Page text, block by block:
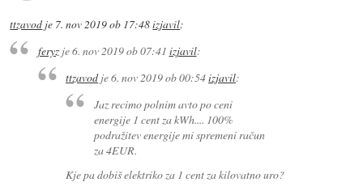
ttzavod je 7. nov 2019 ob 17:48izjavil:
feryzje6. nov 2019 ob 07:41 izjavil:
ttzavodje6. nov 2019 ob 00:54izjavil:
Jaz recimo polnim avto po ceni
energije 1 cent za kWh.... 100%
podražitev energije mi spremeni račun
za 4EUR.
Kje pa dobiš elektriko za 1 cent za kilovatno uro?